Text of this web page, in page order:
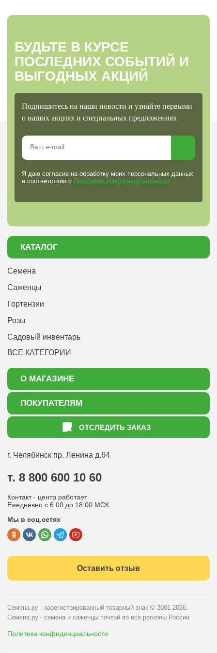
БУДЬТЕ В КУРСЕ
ПОСЛЕДНИХ СОБЫТИЙ И
ВЫГОДНЫХ АКЦИЙ
Подпишитесь на наши новости и узнайте первыми
о наших акциях и специальных предложениях
Я даю согласие на обработку моих персональных данных
в соответствии с Политикой конфиденциальности
КАТАЛОГ
Семена
Саженцы
Гортензии
Розы
Садовый инвентарь
ВСЕ КАТЕГОРИИ
О МАГАЗИНЕ
О нас
Акции
ПОКУПАТЕЛЯМ
Как оформить заказ
Статьи садоводу
Оптовым покупателям
Политика конфиденциальности
Публичная оферта
ОТСЛЕДИТЬ ЗАКАЗ
г. Челябинск пр. Ленина д.64
т. 8 800 600 10 60
Контакт - центр работает
Ежедневно с 6:00 до 18:00 МСК
Мы в соц.сетях
Оставить отзыв
Семена.ру - зарегистрированный товарный знак © 2001-2026.
Семена.ру - семена и саженцы почтой во все регионы России
Политика конфиденциальности